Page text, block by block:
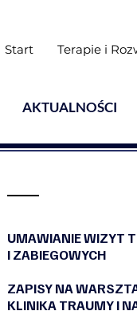
Start Terapie i
AKTUALNOŚCI
UMAWIANIE WIZYT
I ZABIEGOWYCH
ZAPISY NA
KLINIKA TRAUMY I